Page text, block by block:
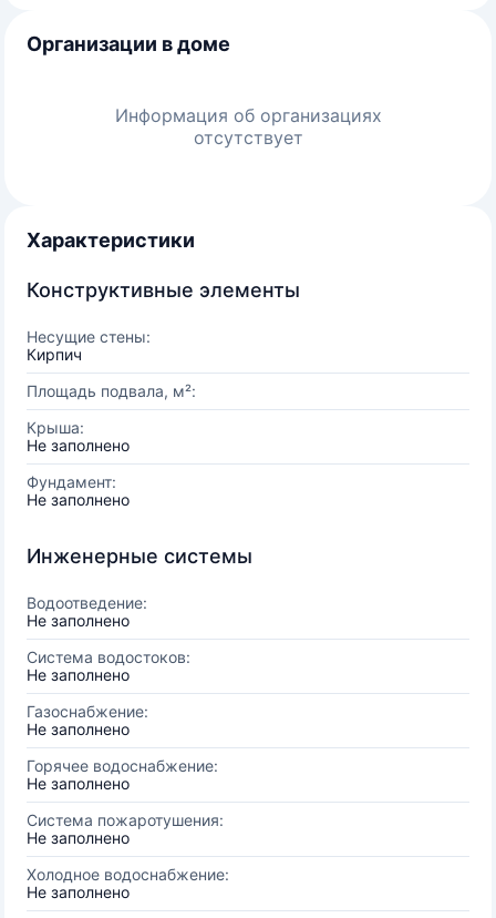
Организации в доме
Информация об организациях
отсутствует
Характеристики
Конструктивные элементы
Несущие стены:
Кирпич
Площадь подвала, м²:
Крыша:
Не заполнено
Фундамент:
Не заполнено
Инженерные системы
Водоотведение:
Не заполнено
Система водостоков:
Не заполнено
Газоснабжение:
Не заполнено
Горячее водоснабжение:
Не заполнено
Система пожаротушения:
Не заполнено
Холодное водоснабжение:
Не заполнено